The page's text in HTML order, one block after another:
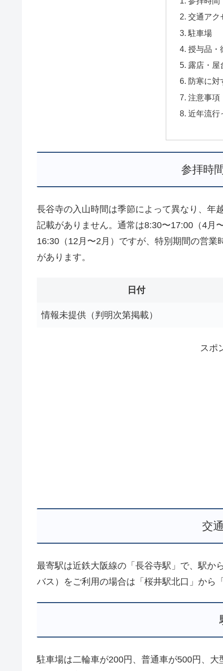
交通アク
駐車場
授与品・
露店・屋
防寒に対
注意事項
近年流行
参拝時
長谷寺の入山時間は季節によって異なり、年
記載がありません。通常は8:30〜17:00（4月
16:30（12月〜2月）ですが、特別期間の営
があります。
日付
情報未提供（判明次第掲載）
スポ
交
最寄駅は近鉄大阪線の「長谷寺駅」で、駅か
バス）をご利用の場合は「桜井駅北口」から
駐車場は二輪車が200円、普通車が500円、